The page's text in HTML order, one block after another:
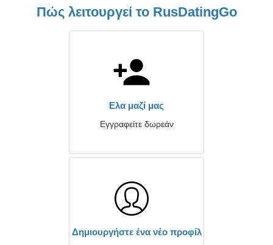
Πώς λειτουργεί το RusDatingGo
Ελα μαζί μας
Εγγραφείτε δωρεάν
Δημιουργήστε ένα νέο προφίλ